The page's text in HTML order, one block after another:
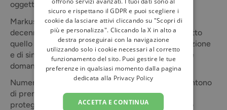
oggetti mancanti e trasferire energie positive.
Markus Schirner, che lavora con la radiestesia da
decenni, spiega in modo facile e comprensibile tutto
quello che c’è da sapere sulle tecniche di preparazione
e di sintonizzazione del biotensor, come pure sulle
domande da porre in maniera chiara.
Numerosi esempi di applicazione pratica ti consentono
di prendere rapidamente decisioni fondate, di
proteggerti dagli influssi negativi, aumentare il tuo
sicuro e rispettano il GDPR e puoi scegliere i
cookie da lasciare attivi cliccando su "Scopri di
più e personalizza". Cliccando la X in alto a
destra proseguirai con la navigazione
utilizzando solo i cookie necessari al corretto
funzionamento del sito. Puoi gestire le tue
preferenze in qualsiasi momento dalla pagina
dedicata alla Privacy Policy
ACCETTA E CONTINUA